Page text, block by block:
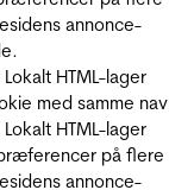
annonce-
Lokalt HTML-lager
med samme
Lokalt HTML-lager
på flere
annonce-